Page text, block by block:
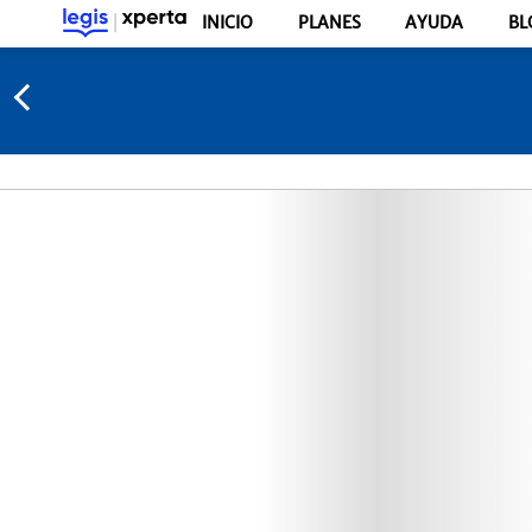
INICIO PLANES AYUDA